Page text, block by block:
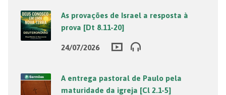
As provações de Israel a resposta à
prova [Dt 8.11-20]
24/07/2026
A entrega pastoral de Paulo pela
maturidade da igreja [Cl 2.1-5]